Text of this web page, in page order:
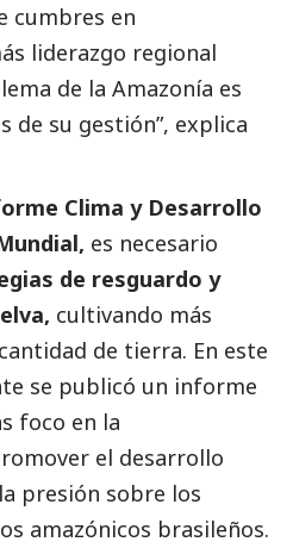
cumbres en
liderazgo regional
de la Amazonía es
de su gestión”, explica
Clima y Desarrollo
es necesario
de resguardo y
cultivando más
de tierra. En este
se publicó un informe
foco en la
el desarrollo
presión sobre los
amazónicos brasileños.